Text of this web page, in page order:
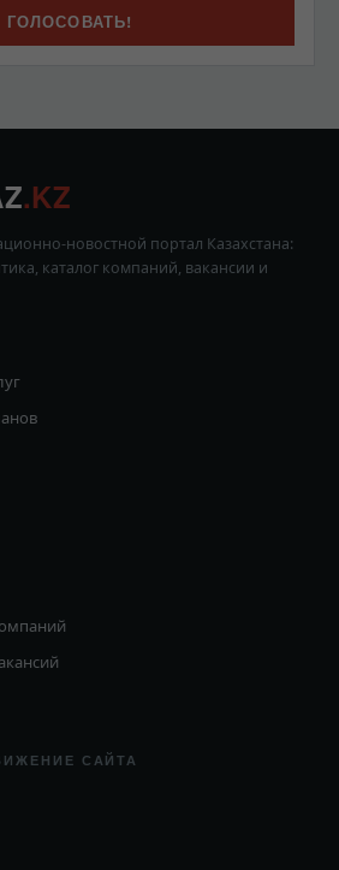
.KZ
новостной портал Казахстана:
каталог компаний, вакансии и
САЙТА